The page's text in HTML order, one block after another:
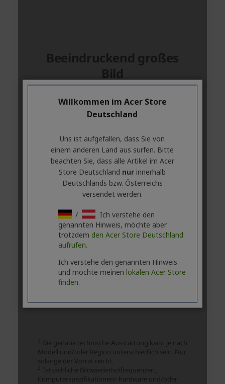
Willkommen im Acer Store
Deutschland
Uns ist aufgefallen, dass Sie von
einem anderen Land aus surfen. Bitte
beachten Sie, dass alle Artikel im Acer
Store Deutschland nur innerhalb
Deutschlands bzw. Österreichs
versendet werden.
/
Ich verstehe den
genannten Hinweis, möchte aber
trotzdem den Acer Store Deutschland
aufrufen.
Ich verstehe den genannten Hinweis
und möchte meinen lokalen Acer Store
finden.